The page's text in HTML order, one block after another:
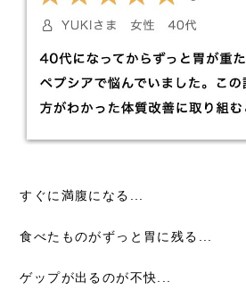
すぐに満腹になる...
食べたものがずっと胃に残る...
ゲップが出るのが不快...